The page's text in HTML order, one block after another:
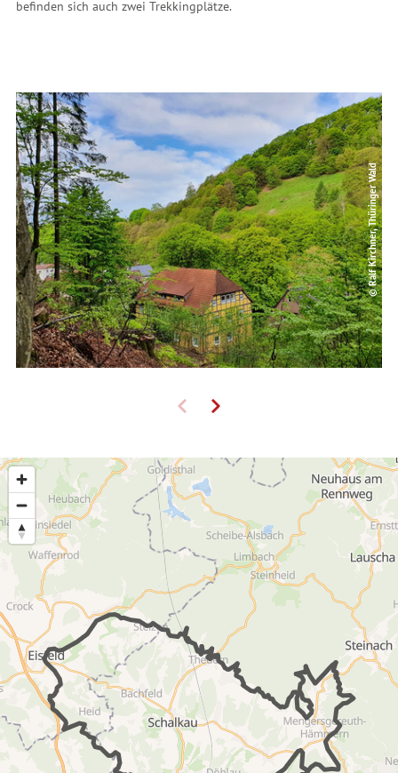
befinden sich auch zwei Trekkingplätze.
© Ralf Kirchner, Thüringer Wald